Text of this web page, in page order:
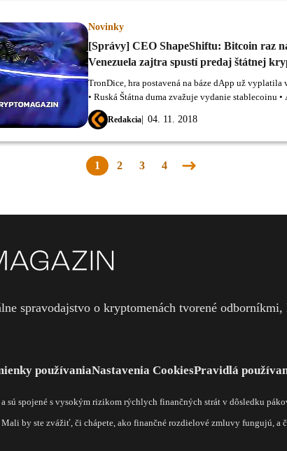
and Related Activities (Sunacrip), aby podpísal plán
kryptomeny Petro.
Novinky
[Správy] CEO ShapeShiftu: Bitcoin raz
Venezuela zajtra spustí predaj štátnej
Redakcia 04. 11. 2018
TronDice, hra postavená na báze dApp už
• Ruská Štátna duma zvažuje vydanie stablecoinu •
zariadenia na ťažbu kryptomien • CEO
scam • Venezuela zajtra spustí predaj štátnej
podstate typom hazardnej hry, už vyplatila
1 2 3
4
spravodajstvo o kryptomenách tvorené
používaniaNastavenia CookiesPravidlá
sú spojené s vysokým rizikom rýchlych finančných strát v dôsledku
by ste zvážiť, či chápete, ako finančné rozdielové zmluvy fungujú,